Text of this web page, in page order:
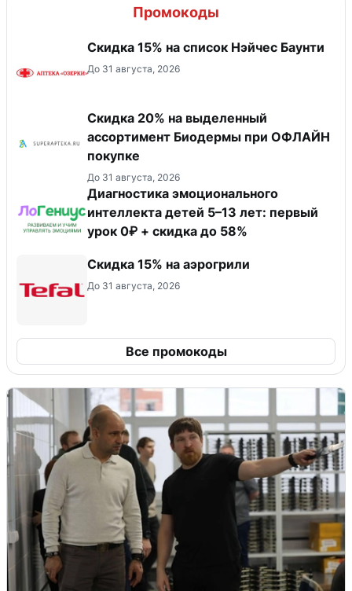
Промокоды
Скидка 15% на список Нэйчес Баунти
До 31 августа, 2026
Скидка 20% на выделенный
ассортимент Биодермы при ОФЛАЙН
покупке
До 31 августа, 2026
Диагностика эмоционального
интеллекта детей 5–13 лет: первый
урок 0₽ + скидка до 58%
Скидка 15% на аэрогрили
До 31 августа, 2026
Все промокоды